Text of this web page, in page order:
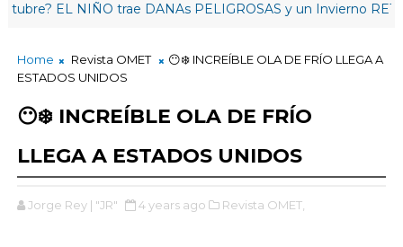
EL NIÑO trae DANAs PELIGROSAS y un Invierno
Home Revista OMET
😶❄️ INCREÍBLE OLA DE FRÍO LLEGA A
ESTADOS UNIDOS
😶❄️ INCREÍBLE OLA DE FRÍO
LLEGA A ESTADOS UNIDOS
Jorge Rey | "JR" 4 years ago Revista OMET,